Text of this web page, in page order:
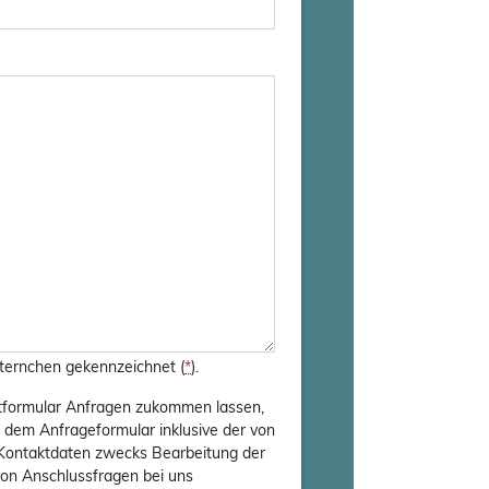
gekennzeichnet (*).
Anfragen zukommen lassen,
Anfrageformular inklusive der von
zwecks Bearbeitung der
Anschlussfragen bei uns